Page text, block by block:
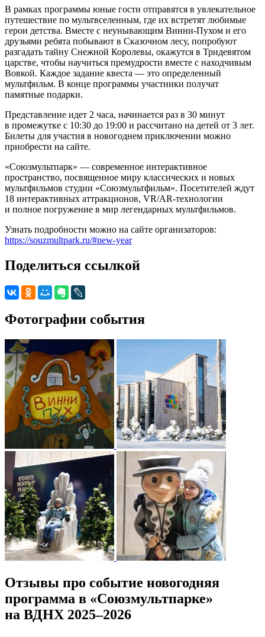
В рамках программы юные гости отправятся в увлекательное
путешествие по мультвселенным, где их встретят любимые
герои детства. Вместе с неунывающим Винни-Пухом и его
друзьями ребята побывают в Сказочном лесу, попробуют
разгадать тайну Снежной Королевы, окажутся в Тридевятом
царстве, чтобы научиться премудрости вместе с находчивым
Вовкой. Каждое задание квеста — это определенный
мультфильм. В конце программы участники получат
памятные подарки.
Представление идет 2 часа, начинается раз в 30 минут
в промежутке с 10:30 до 19:00 и рассчитано на детей от 3 лет.
Билеты для участия в новогоднем приключении можно
приобрести на сайте.
«Союзмультпарк» — современное интерактивное
пространство, посвященное миру классических и новых
мультфильмов студии «Союзмультфильм». Посетителей ждут
18 интерактивных аттракционов, VR/AR-технологии
и полное погружение в мир легендарных мультфильмов.
Узнать подробности можно на сайте организаторов:
https://souzmultpark.ru/#new-year
Поделиться ссылкой
Фотографии события
Отзывы про событие новогодняя
программа в «Союзмультпарке»
на ВДНХ 2025–2026